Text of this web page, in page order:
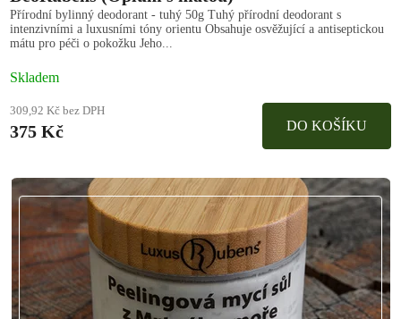
Přírodní bylinný deodorant - tuhý 50g Tuhý přírodní deodorant s
intenzivními a luxusními tóny orientu Obsahuje osvěžující a antiseptickou
mátu pro péči o pokožku Jeho...
Skladem
309,92 Kč bez DPH
375 Kč DO KOŠÍKU